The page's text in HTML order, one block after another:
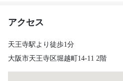
アクセス
天王寺駅より徒歩1分
大阪市天王寺区堀越町14-11 2階